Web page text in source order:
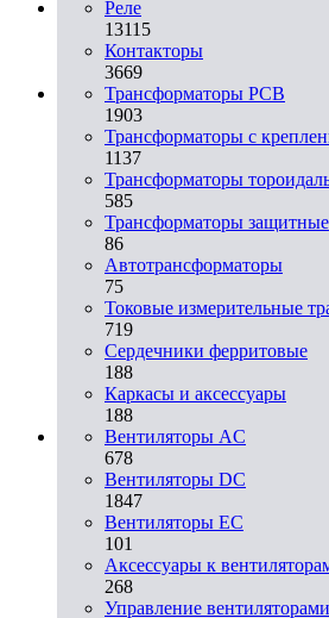
Реле
13115
Контакторы
3669
Трансформаторы PCB
1903
Трансформаторы с
1137
Трансформаторы
585
Трансформаторы защитные
86
Автотрансформаторы
75
Токовые измерительные
719
Сердечники ферритовые
188
Каркасы и аксессуары
188
Вентиляторы AC
678
Вентиляторы DC
1847
Вентиляторы EC
101
Аксессуары к
268
Управление вентиляторами